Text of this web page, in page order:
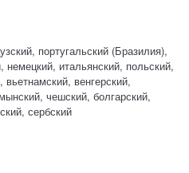
португальский (Бразилия),
немецкий, итальянский, польский,
вьетнамский, венгерский,
чешский, болгарский,
сербский